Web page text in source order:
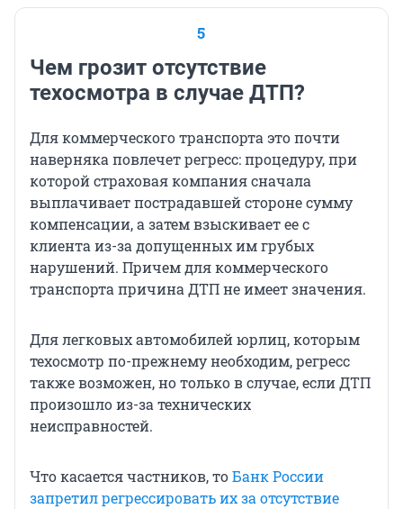
5
Чем грозит отсутствие
техосмотра в случае ДТП?
Для коммерческого транспорта это почти
наверняка повлечет регресс: процедуру, при
которой страховая компания сначала
выплачивает пострадавшей стороне сумму
компенсации, а затем взыскивает ее с
клиента из-за допущенных им грубых
нарушений. Причем для коммерческого
транспорта причина ДТП не имеет значения.
Для легковых автомобилей юрлиц, которым
техосмотр по-прежнему необходим, регресс
также возможен, но только в случае, если ДТП
произошло из-за технических
неисправностей.
Что касается частников, тоБанк России
запретил регрессировать их за отсутствие